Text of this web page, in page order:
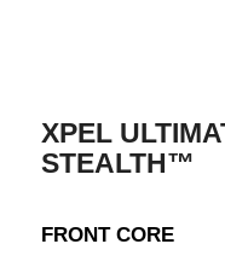
XPEL
STEALTH™
FRONT CORE